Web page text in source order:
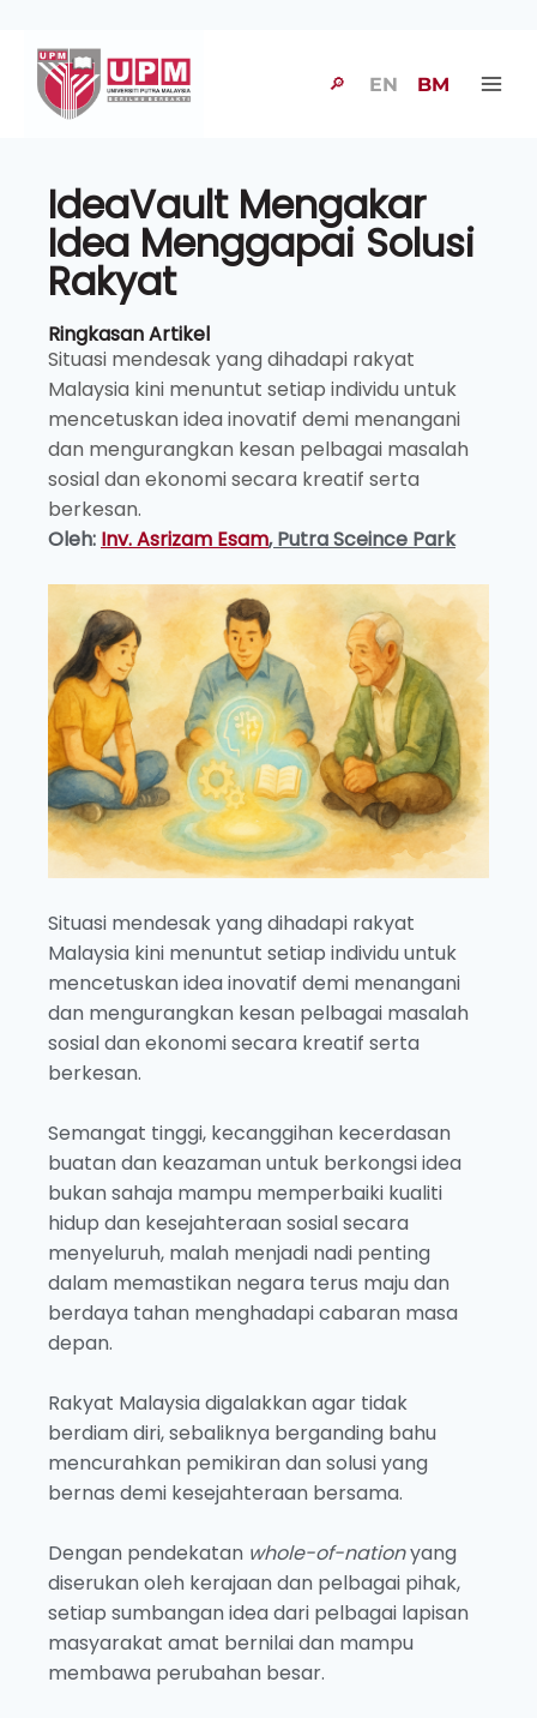
🔎 EN BM
IdeaVault Mengakar
Idea Menggapai Solusi
Rakyat
Ringkasan Artikel
Situasi mendesak yang dihadapi rakyat
Malaysia kini menuntut setiap individu untuk
mencetuskan idea inovatif demi menangani
dan mengurangkan kesan pelbagai masalah
sosial dan ekonomi secara kreatif serta
berkesan.
Oleh: Inv. Asrizam Esam, Putra Sceince Park
Situasi mendesak yang dihadapi rakyat
Malaysia kini menuntut setiap individu untuk
mencetuskan idea inovatif demi menangani
dan mengurangkan kesan pelbagai masalah
sosial dan ekonomi secara kreatif serta
berkesan.
Semangat tinggi, kecanggihan kecerdasan
buatan dan keazaman untuk berkongsi idea
bukan sahaja mampu memperbaiki kualiti
hidup dan kesejahteraan sosial secara
menyeluruh, malah menjadi nadi penting
dalam memastikan negara terus maju dan
berdaya tahan menghadapi cabaran masa
depan.
Rakyat Malaysia digalakkan agar tidak
berdiam diri, sebaliknya berganding bahu
mencurahkan pemikiran dan solusi yang
bernas demi kesejahteraan bersama.
Dengan pendekatan whole-of-nationyang
diserukan oleh kerajaan dan pelbagai pihak,
setiap sumbangan idea dari pelbagai lapisan
masyarakat amat bernilai dan mampu
membawa perubahan besar.